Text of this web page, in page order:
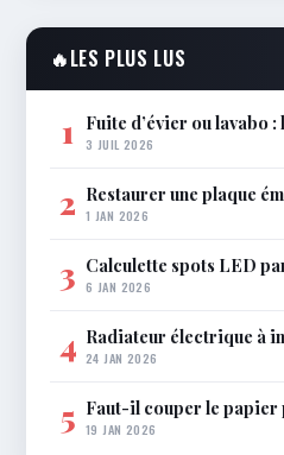
🔥LES PLUS LUS
1 Fuite d’évier ou lavabo
3 JUIL 2026
2 Restaurer une plaque
1 JAN 2026
3 Calculette spots LED
6 JAN 2026
4 Radiateur électrique à
24 JAN 2026
5 Faut-il couper le papier
19 JAN 2026